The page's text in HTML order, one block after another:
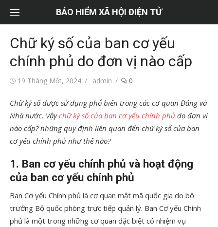
dung
BẢO HIỂM XÃ HỘI ĐIỆN TỬ
Chữ ký số của ban cơ yếu
chính phủ do đơn vị nào cấp
Đăng19 Tháng Một, 2024
Tác
admin 0
Chữ ký số được sử dụng phổ biến trong các cơ quan Đảng và
Nhà nước. Vậychữ ký số của ban cơ yếu chính phủ do đơn vị
nào cấp? những quy định liên quan đến chữ ký số của ban
cơ yếu chính phủ như thế nào?
1. Ban cơ yếu chính phủ và hoạt động
của ban cơ yếu chính phủ
Ban Cơ yếu Chính phủ là cơ quan mật mã quốc gia do bộ
trưởng Bộ quốc phòng trực tiếp quản lý. Ban Cơ yếu Chính
phủ là một trong những cơ quan đặc biệt có nhiệm vụ